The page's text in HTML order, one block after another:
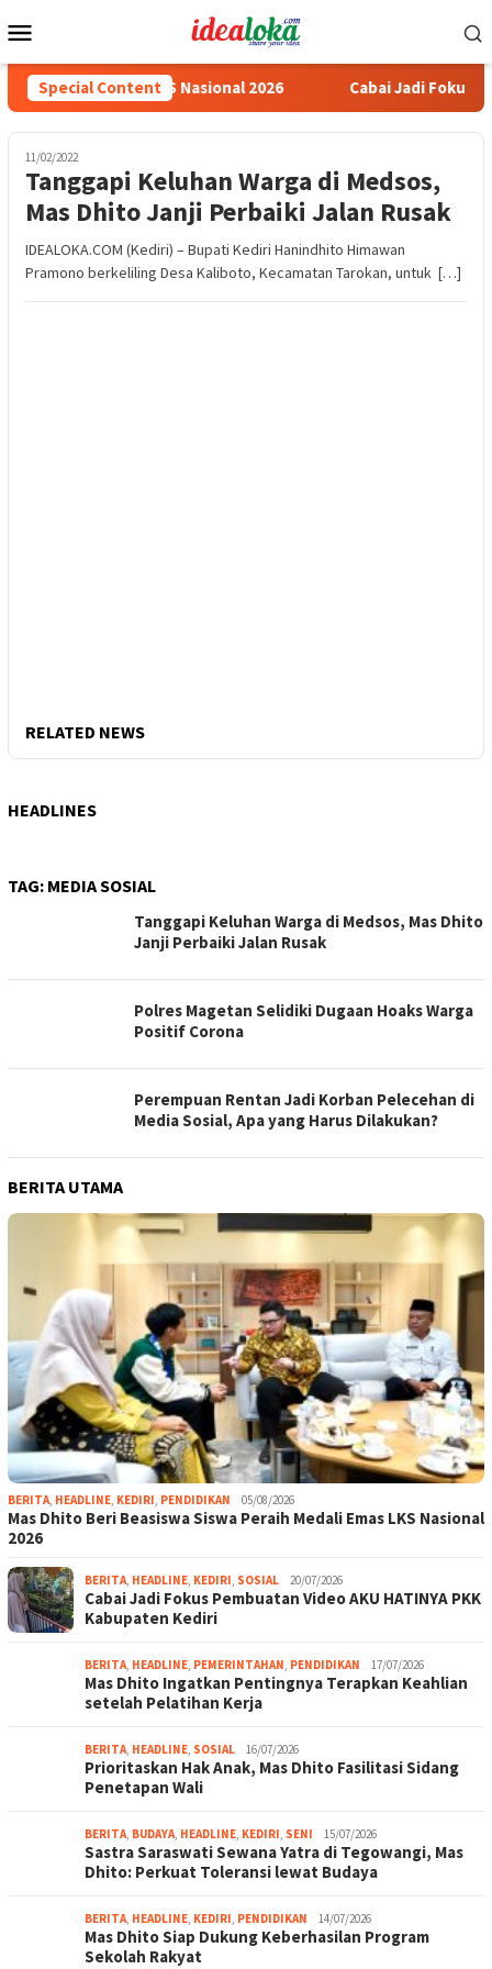
to
Menu
Special Content
Emas LKS Nasional 2026 Cabai Jadi Fokus
11/02/2022
Tanggapi Keluhan Warga di Medsos,
Mas Dhito Janji Perbaiki Jalan Rusak
IDEALOKA.COM (Kediri) – Bupati Kediri Hanindhito Himawan
Pramono berkeliling Desa Kaliboto, Kecamatan Tarokan, untuk […]
RELATED NEWS
HEADLINES
TAG: MEDIA SOSIAL
Tanggapi Keluhan Warga di Medsos, Mas Dhito
Janji Perbaiki Jalan Rusak
Polres Magetan Selidiki Dugaan Hoaks Warga
Positif Corona
Perempuan Rentan Jadi Korban Pelecehan di
Media Sosial, Apa yang Harus Dilakukan?
BERITA UTAMA
BERITA, HEADLINE, KEDIRI, PENDIDIKAN 05/08/2026
Mas Dhito Beri Beasiswa Siswa Peraih Medali Emas LKS Nasional
2026
BERITA, HEADLINE, KEDIRI, SOSIAL 20/07/2026
Cabai Jadi Fokus Pembuatan Video AKU HATINYA PKK
Kabupaten Kediri
BERITA, HEADLINE, PEMERINTAHAN, PENDIDIKAN 17/07/2026
Mas Dhito Ingatkan Pentingnya Terapkan Keahlian
setelah Pelatihan Kerja
BERITA, HEADLINE, SOSIAL 16/07/2026
Prioritaskan Hak Anak, Mas Dhito Fasilitasi Sidang
Penetapan Wali
BERITA, BUDAYA, HEADLINE, KEDIRI, SENI 15/07/2026
Sastra Saraswati Sewana Yatra di Tegowangi, Mas
Dhito: Perkuat Toleransi lewat Budaya
BERITA, HEADLINE, KEDIRI, PENDIDIKAN 14/07/2026
Mas Dhito Siap Dukung Keberhasilan Program
Sekolah Rakyat